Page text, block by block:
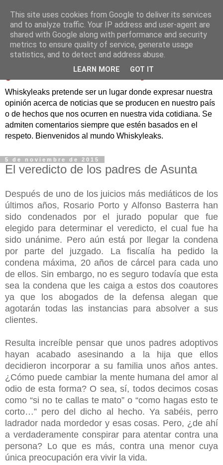
Whiskyleaks pretende ser un lugar donde expresar nuestra
opinión acerca de noticias que se producen en nuestro país
o de hechos que nos ocurren en nuestra vida cotidiana. Se
admiten comentarios siempre que estén basados en el
respeto. Bienvenidos al mundo Whiskyleaks.
5 de noviembre de 2015
El veredicto de los padres de Asunta
Después de uno de los juicios más mediáticos de los
últimos años, Rosario Porto y Alfonso Basterra han
sido condenados por el jurado popular que fue
elegido para determinar el veredicto, el cual fue ha
sido unánime. Pero aún está por llegar la condena
por parte del juzgado. La fiscalía ha pedido la
condena máxima, 20 años de cárcel para cada uno
de ellos. Sin embargo, no es seguro todavía que esta
sea la condena que les caiga a estos dos coautores
ya que los abogados de la defensa alegan que
agotarán todas las instancias para absolver a sus
clientes.
Resulta increíble pensar que unos padres adoptivos
hayan acabado asesinando a la hija que ellos
decidieron incorporar a su familia unos años antes.
¿Cómo puede cambiar la mente humana del amor al
odio de esta forma? O sea, sí, todos decimos cosas
como “si no te callas te mato” o “como hagas esto te
corto…” pero del dicho al hecho. Ya sabéis, perro
ladrador nada mordedor y esas cosas. Pero, ¿de ahí
a verdaderamente conspirar para atentar contra una
persona? Lo que es más, contra una menor cuya
única preocupación era vivir la vida.
This site uses cookies from Google to deliver its services
and to analyze traffic. Your IP address and user-agent are
shared with Google along with performance and security
metrics to ensure quality of service, generate usage
statistics, and to detect and address abuse.
LEARN MORE GOT IT